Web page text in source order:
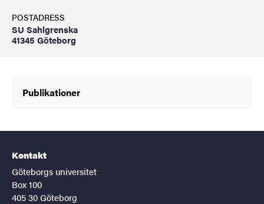
POSTADRESS
SU Sahlgrenska
41345 Göteborg
Publikationer
Kontakt
Göteborgs universitet
Box 100
405 30 Göteborg